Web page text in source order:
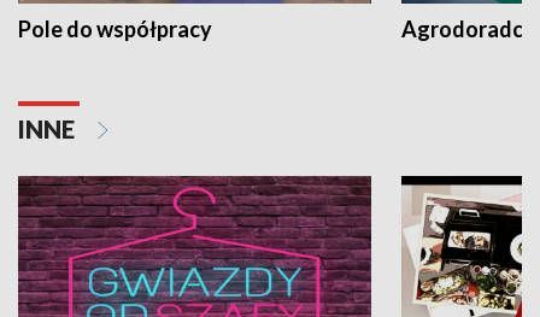
Pole do współpracy Agrodoradcy
INNE